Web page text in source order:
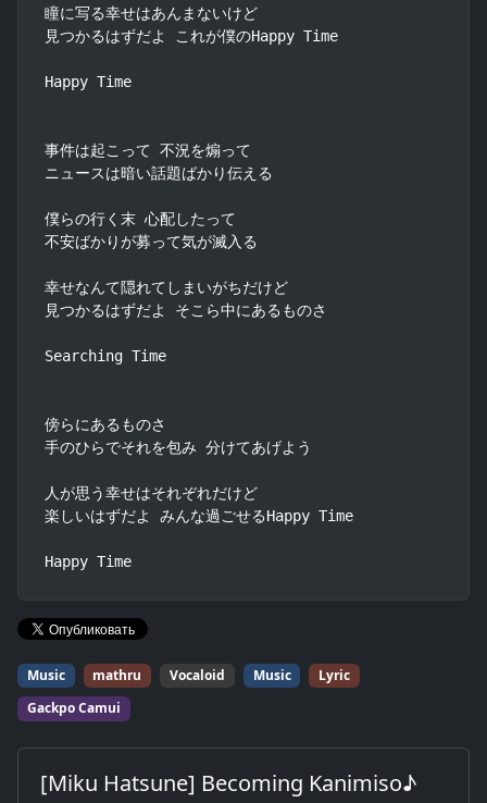
瞳に写る幸せはあんまないけど
見つかるはずだよ これが僕のHappy Time
Happy Time
事件は起こって 不況を煽って
ニュースは暗い話題ばかり伝える
僕らの行く末 心配したって
不安ばかりが募って気が滅入る
幸せなんて隠れてしまいがちだけど
見つかるはずだよ そこら中にあるものさ
Searching Time
傍らにあるものさ
手のひらでそれを包み 分けてあげよう
人が思う幸せはそれぞれだけど
楽しいはずだよ みんな過ごせるHappy Time
Happy Time
Music mathru Vocaloid Music
Lyric
Gackpo Camui
[Miku Hatsune] Becoming Kanimiso♪